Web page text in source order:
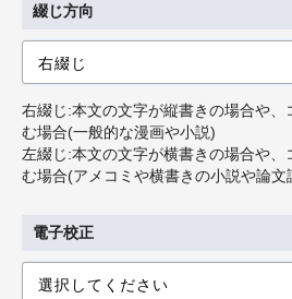
綴じ方向
右綴じ:本文の文字が縦書きの場合や、
む場合(一般的な漫画や小説)
左綴じ:本文の文字が横書きの場合や、
む場合(アメコミや横書きの小説や論文
電子校正